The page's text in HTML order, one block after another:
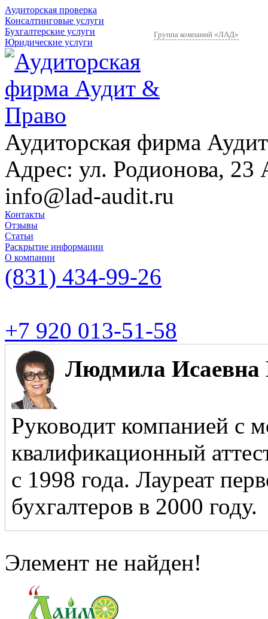
Аудиторская проверка
Консалтинговые услуги
Бухгалтерские услуги
Юридические услуги
Группа компаний «ЛАД»
Аудиторская фирма
Адрес: ул. Родионова, 23
info@lad-audit.ru
Контакты
Отзывы
Статьи
Раскрытие информации
О компании
(831) 434-99-26
+7 920 013-51-58
Людмила Исаевна
Руководит компанией с
квалификационный
с 1998 года. Лауреат
бухгалтеров в 2000 году.
Элемент не найден!